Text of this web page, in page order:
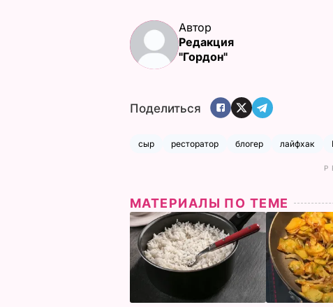
Автор
Редакция
"Гордон"
Поделиться
сыр ресторатор блогер лайфхак
МАТЕРИАЛЫ ПО ТЕМЕ